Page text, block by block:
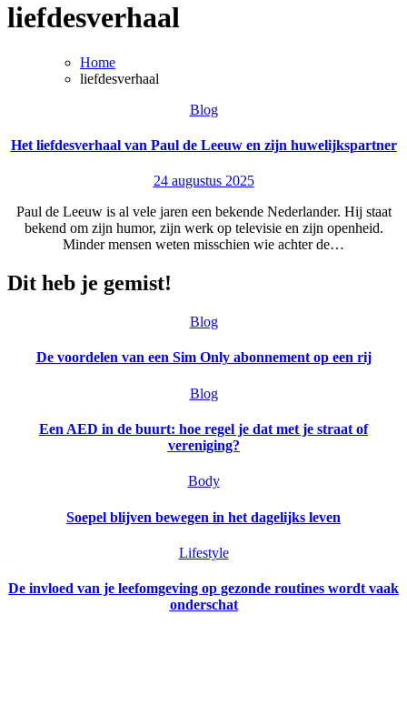
liefdesverhaal
Home
liefdesverhaal
Blog
Het liefdesverhaal van Paul de Leeuw en zijn huwelijkspartner
24 augustus 2025
Paul de Leeuw is al vele jaren een bekende Nederlander. Hij staat
bekend om zijn humor, zijn werk op televisie en zijn openheid.
Minder mensen weten misschien wie achter de…
Dit heb je gemist!
Blog
De voordelen van een Sim Only abonnement op een rij
Blog
Een AED in de buurt: hoe regel je dat met je straat of
vereniging?
Body
Soepel blijven bewegen in het dagelijks leven
Lifestyle
De invloed van je leefomgeving op gezonde routines wordt vaak
onderschat